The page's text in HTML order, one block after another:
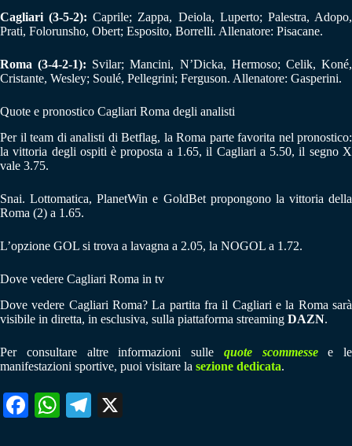
Cagliari (3-5-2): Caprile; Zappa, Deiola, Luperto; Palestra, Adopo,
Prati, Folorunsho, Obert; Esposito, Borrelli. Allenatore: Pisacane.
Roma (3-4-2-1): Svilar; Mancini, N’Dicka, Hermoso; Celik, Koné,
Cristante, Wesley; Soulé, Pellegrini; Ferguson. Allenatore: Gasperini.
Quote e pronostico Cagliari Roma degli analisti
Per il team di analisti di Betflag, la Roma parte favorita nel pronostico:
la vittoria degli ospiti è proposta a 1.65, il Cagliari a 5.50, il segno X
vale 3.75.
Snai. Lottomatica, PlanetWin e GoldBet propongono la vittoria della
Roma (2) a 1.65.
L’opzione GOL si trova a lavagna a 2.05, la NOGOL a 1.72.
Dove vedere Cagliari Roma in tv
Dove vedere Cagliari Roma? La partita fra il Cagliari e la Roma sarà
visibile in diretta, in esclusiva, sulla piattaforma streaming DAZN.
Per consultare altre informazioni sulle quote scommessee le
manifestazioni sportive, puoi visitare la sezione dedicata.
Fa W
Te